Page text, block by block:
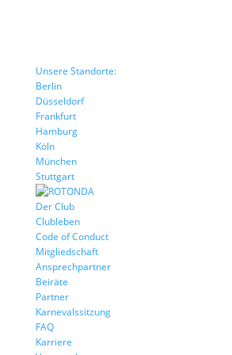
Unsere Standorte:
Berlin
Düsseldorf
Frankfurt
Hamburg
Köln
München
Stuttgart
Der Club
Clubleben
Code of Conduct
Mitgliedschaft
Ansprechpartner
Beiräte
Partner
Karnevalssitzung
FAQ
Karriere